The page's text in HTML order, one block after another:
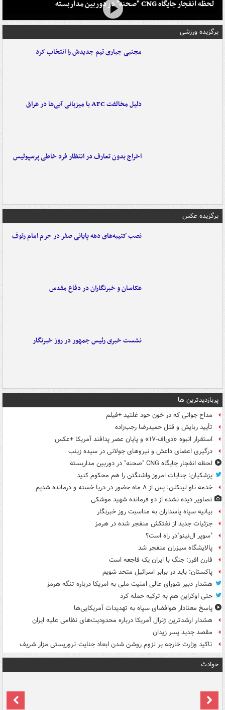
لحظه انفجار جایگاه CNG "صحنه" در دوربین مداربسته
برگزیده ورزشی
مجتبی جباری تیم جدیدش را انتخاب کرد
دلیل مخالفت AFC با میزبانی آبی‌ها در عراق
اخراج بدون تعارف در انتظار فرد خاطی پرسپولیس
برگزیده عکس
نصب کتیبه‌های دهه پایانی صفر در حرم امام رئوف
عکاسان و خبرنگاران در دفاع مقدس
نشست خبری رئیس جمهور در روز خبرنگار
پربازدیدترین ها
مداح جوانی که در خون خود غلتید +فیلم
تأیید ربایش و قتل حمیدرضا رجب‌زاده
استقرار انبوه «دی‌اف‑۱۷» و پایان عصر پدافند آمریکا +عکس
درگیری اعضای داعش و نیروهای جولانی در سیده زینب
لحظه انفجار جایگاه CNG "صحنه" در دوربین مداربسته
پزشکیان: جنایات امروز واشنگتن را هم محکوم کنید
خدمه ناو لینکلن: پس از ۸ ماه حضور در دریا خسته و درمانده‌ شدیم
تصاویر دیده‌ نشده از دو فرمانده شهید موشکی
بیانیه سپاه پاسداران به مناسبت روز خبرنگار
جزئیات جدید از نفتکش منفجر شده در هرمز
"سوپر ال‌نینو"در راه است؟
پالایشگاه سیزران منفجر شد
فارن افرز: جنگ با ایران یک فاجعه است
پاکستان: باید در برابر اسرائیل متحد شویم
هشدار دبیر شورای عالی امنیت ملی به امریکا درباره تنگه هرمز
حتی اوکراین هم به ترکیه حمله کرد
پاسخ معنادار هوافضای سپاه به تهدیدات آمریکایی‌ها
هشدار ارشدترین ژنرال آمریکا درباره محدودیت‌های نظامی علیه ایران
مقصد جدید پسر زیدان
تاکید وزارت خارجه بر لزوم روشن شدن ابعاد جنایت تروریستی مزار شریف
حوادث